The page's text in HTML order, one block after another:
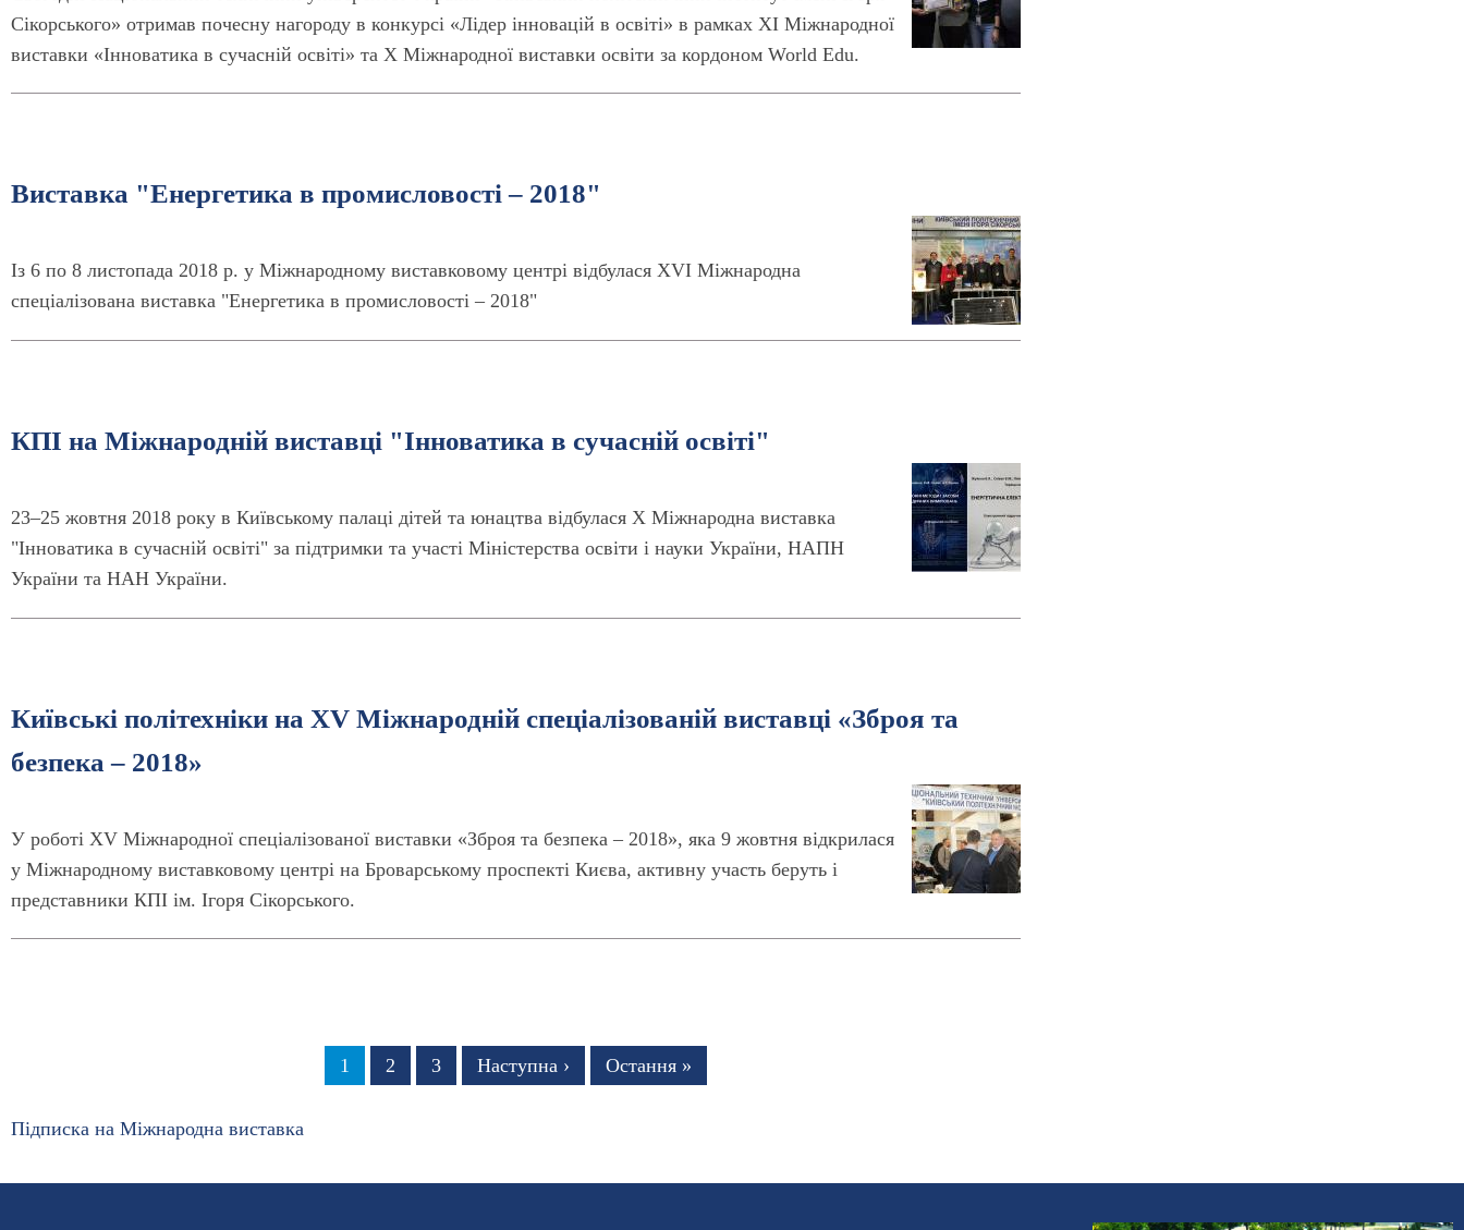
Сікорського» отримав почесну нагороду в конкурсі «Лідер інновацій в освіті» в рамках ХІ Міжнародної
виставки «Інноватика в сучасній освіті» та Х Міжнародної виставки освіти за кордоном World Edu.
Виставка "Енергетика в промисловості – 2018"
Із 6 по 8 листопада 2018 р. у Міжнародному виставковому центрі відбулася ХVI Міжнародна
спеціалізована виставка "Енергетика в промисловості – 2018"
КПІ на Міжнародній виставці "Інноватика в сучасній освіті"
23–25 жовтня 2018 року в Київському палаці дітей та юнацтва відбулася X Міжнародна виставка
"Інноватика в сучасній освіті" за підтримки та участі Міністерства освіти і науки України, НАПН
України та НАН України.
Київські політехніки на XV Міжнародній спеціалізованій виставці «Зброя та
безпека – 2018»
У роботі XV Міжнародної спеціалізованої виставки «Зброя та безпека – 2018», яка 9 жовтня відкрилася
у Міжнародному виставковому центрі на Броварському проспекті Києва, активну участь беруть і
представники КПІ ім. Ігоря Сікорського.
Сторінка
1 Сторінка
2 Сторінка
3
Наступна
Наступна ›
Остання
Остання »
Підписка на Міжнародна виставка